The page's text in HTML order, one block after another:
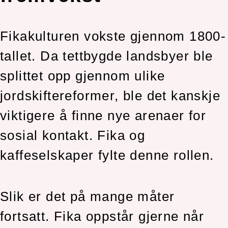
Fikakulturen vokste gjennom 1800-
tallet. Da tettbygde landsbyer ble
splittet opp gjennom ulike
jordskiftereformer, ble det kanskje
viktigere å finne nye arenaer for
sosial kontakt. Fika og
kaffeselskaper fylte denne rollen.
Slik er det på mange måter
fortsatt. Fika oppstår gjerne når